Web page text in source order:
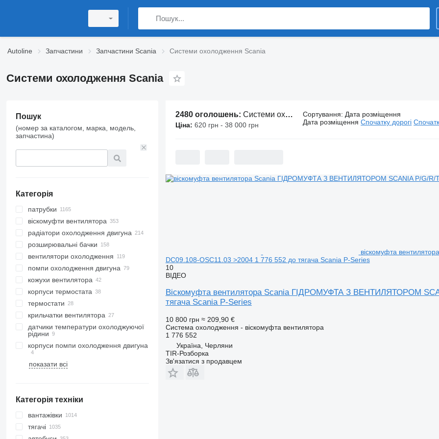
Autoline Запчастини Запчастини Scania Системи охолодження Scania
Системи охолодження Scania
Пошук
(номер за каталогом, марка, модель,
запчастина)
Категорія
патрубки
віскомуфти вентилятора
радіатори охолодження двигуна
розширювальні бачки
вентилятори охолодження
помпи охолодження двигуна
кожухи вентилятора
корпуси термостата
термостати
крильчатки вентилятора
датчики температури охолоджуючої
рідини
корпуси помпи охолодження двигуна
показати всі
Категорія техніки
вантажівки
тягачі
2480 оголошень: Системи охолодження Scania
Ціна: 620 грн - 38 000 грн
Сортування: Дата розміщення
Дата розміщення Спочатку дорогі
віскомуфта
DC09.108-OSC11.03 >2004 1 776 552 до тягача Scania P-Series
10
ВІДЕО
Віскомуфта вентилятора Scania ГІДРОМУФТА З ВЕНТИЛЯТОРОМ
тягача Scania P-Series
10 800 грн ≈ 209,90 €
Система охолодження - віскомуфта вентилятора
1 776 552
Україна, Черляни
TIR-Розборка
Зв'язатися з продавцем